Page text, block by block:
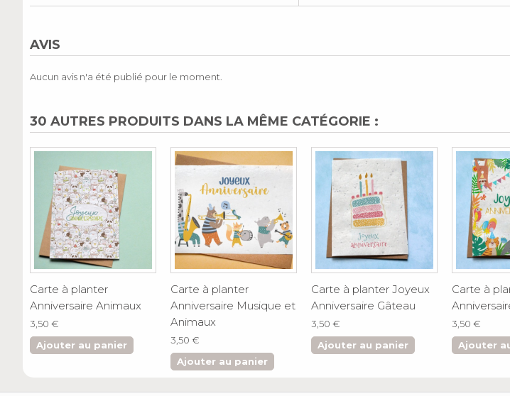
AVIS
Aucun avis n'a été publié pour le moment.
30 AUTRES PRODUITS DANS LA MÊME CATÉGORIE :
Carte à planter
Anniversaire Animaux
3,50 €
Ajouter au panier
Carte à planter
Anniversaire Musique et
Animaux
3,50 €
Ajouter au panier
Carte à planter Joyeux
Anniversaire Gâteau
3,50 €
Ajouter au panier
Carte à
3,50 €
Ajouter